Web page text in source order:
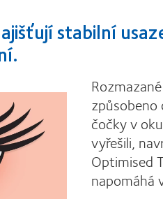
stabilní
čočky v
vyřešili,
Optimised
napomáhá